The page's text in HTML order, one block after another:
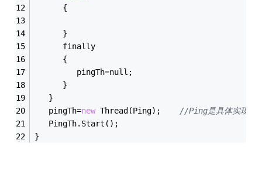
      {
      }
      finally
      {
         pingTh=null;
      }
   }
   pingTh=
new Thread(Ping); //Ping是具体实现
   PingTh.Start();
}